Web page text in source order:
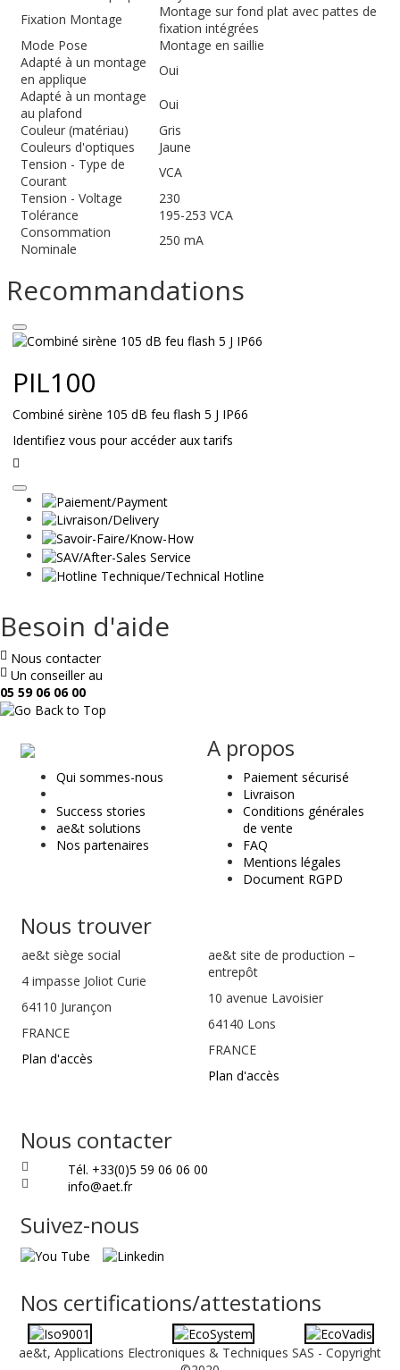
Fixation Montage
Montage sur fond plat avec pattes de
fixation intégrées
Mode Pose
Montage en saillie
Adapté à un montage
en applique
Oui
Adapté à un montage
au plafond
Oui
Couleur (matériau)
Gris
Couleurs d'optiques
Jaune
Tension - Type de
Courant
VCA
Tension - Voltage
230
Tolérance
195-253 VCA
Consommation
Nominale
250 mA
Recommandations
PIL100
Combiné sirène 105 dB feu flash 5 J IP66
Identifiez vous pour accéder aux tarifs
la
suite
Besoin d'aide
Nous contacter
Un conseiller au
05 59 06 06 00
ae
&
t
Qui sommes-nous
Success stories
ae&t solutions
Nos partenaires
A propos
Paiement sécurisé
Livraison
Conditions générales
de vente
FAQ
Mentions légales
Document RGPD
Nous trouver
ae&t siège social
4 impasse Joliot Curie
64110 Jurançon
FRANCE
Plan d'accès
ae&t site de production –
entrepôt
10 avenue Lavoisier
64140 Lons
FRANCE
Plan d'accès
Nous contacter
Tél. +33(0)5 59 06 06 00
info@aet.fr
Suivez-nous
Nos certifications/attestations
ae&t, Applications Electroniques & Techniques SAS - Copyright